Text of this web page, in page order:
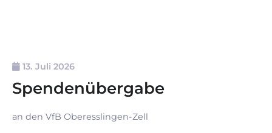
13. Juli 2026
Spendenübergabe
an den VfB Oberesslingen-Zell